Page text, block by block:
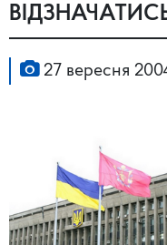
27 вересня